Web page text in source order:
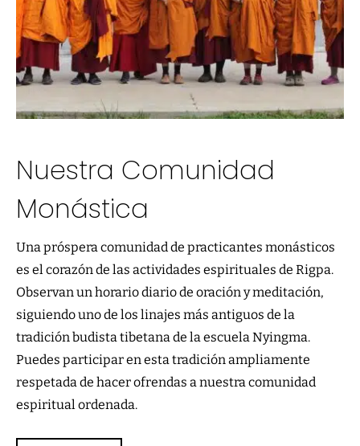
Nuestra Comunidad
Monástica
Una próspera comunidad de practicantes monásticos
es el corazón de las actividades espirituales de Rigpa.
Observan un horario diario de oración y meditación,
siguiendo uno de los linajes más antiguos de la
tradición budista tibetana de la escuela Nyingma.
Puedes participar en esta tradición ampliamente
respetada de hacer ofrendas a nuestra comunidad
espiritual ordenada.